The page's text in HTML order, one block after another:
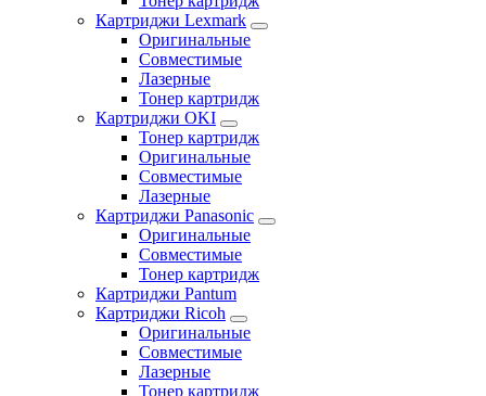
Картриджи Lexmark
Оригинальные
Совместимые
Лазерные
Тонер картридж
Картриджи OKI
Тонер картридж
Оригинальные
Совместимые
Лазерные
Картриджи Panasonic
Оригинальные
Совместимые
Тонер картридж
Картриджи Pantum
Картриджи Ricoh
Оригинальные
Совместимые
Лазерные
Тонер картридж